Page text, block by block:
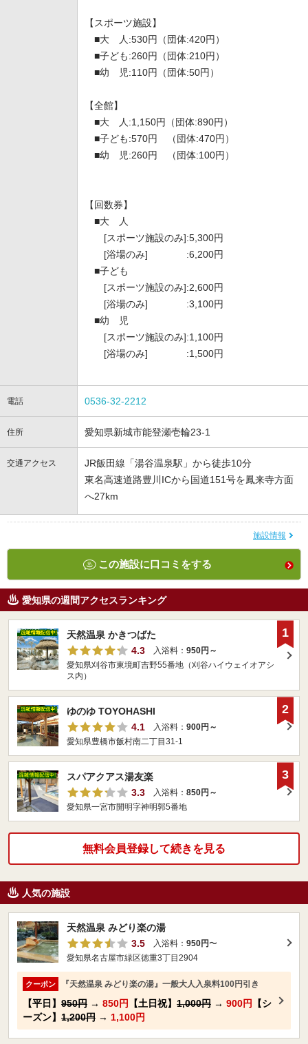
【スポーツ施設】
■大 人:530円（団体:420円）
■子ども:260円（団体:210円）
■幼 児:110円（団体:50円）
【全館】
■大 人:1,150円（団体:890円）
■子ども:570円 （団体:470円）
■幼 児:260円 （団体:100円）
【回数券】
■大 人
[スポーツ施設のみ]:5,300円
[浴場のみ] :6,200円
■子ども
[スポーツ施設のみ]:2,600円
[浴場のみ] :3,100円
■幼 児
[スポーツ施設のみ]:1,100円
[浴場のみ] :1,500円
電話 0536-32-2212
住所 愛知県新城市能登瀬壱輪23-1
交通アクセス
JR飯田線「湯谷温泉駅」から徒歩10分
東名高速道路豊川ICから国道151号を鳳来寺方面
へ27km
施設情報
この施設に口コミをする
愛知県の週間アクセスランキング
天然温泉 かきつばた
4.3
入浴料： 950円～
愛知県刈谷市東境町吉野55番地（刈谷ハイウェイオアシ
ス内）
1
ゆのゆ TOYOHASHI
4.1
入浴料： 900円～
愛知県豊橋市飯村南二丁目31-1
2
スパアクアス湯友楽
3.3
入浴料： 850円～
愛知県一宮市開明字神明郭5番地
3
無料会員登録して続きを見る
人気の施設
天然温泉 みどり楽の湯
3.5
入浴料： 950円〜
愛知県名古屋市緑区徳重3丁目2904
クーポン 『天然温泉 みどり楽の湯』一般大人入泉料100円引き
【平日】 950円 → 850円 【土日祝】 1,000円 → 900円
【シ
ーズン】 1,200円 → 1,100円